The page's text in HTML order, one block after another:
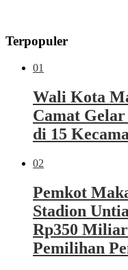
Terpopuler
01
Wali Kota
Camat
di 15
02
Pemkot
Stadion
Rp350
Pemilihan